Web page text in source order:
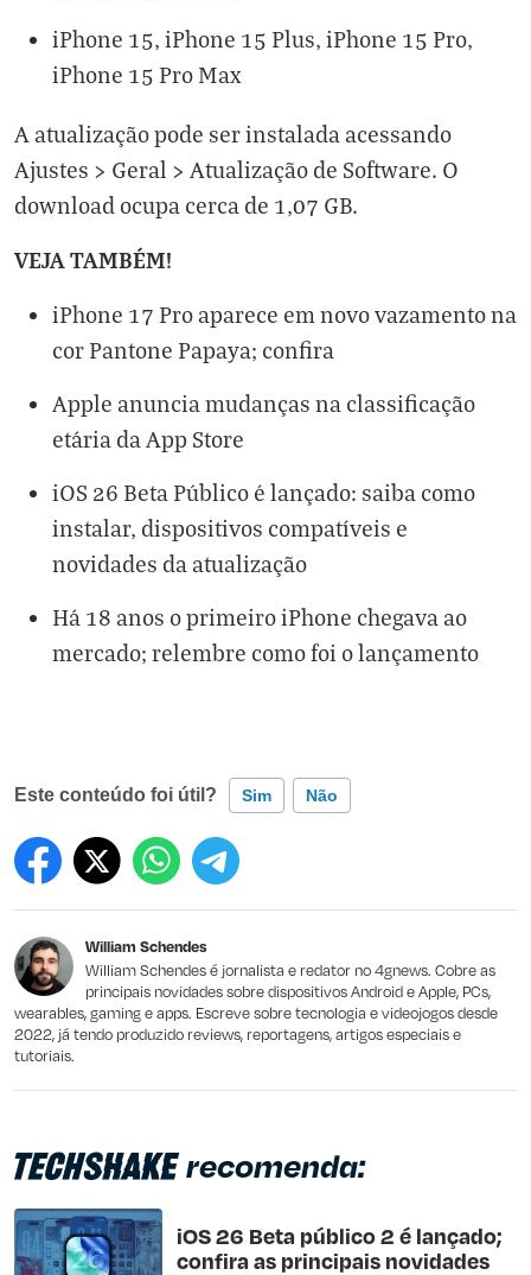
iPhone 15, iPhone 15 Plus, iPhone 15 Pro,
iPhone 15 Pro Max
A atualização pode ser instalada acessando
Ajustes > Geral > Atualização de Software. O
download ocupa cerca de 1,07 GB.
VEJA TAMBÉM!
iPhone 17 Pro aparece em novo vazamento na
cor Pantone Papaya; confira
Apple anuncia mudanças na classificação
etária da App Store
iOS 26 Beta Público é lançado: saiba como
instalar, dispositivos compatíveis e
novidades da atualização
Há 18 anos o primeiro iPhone chegava ao
mercado; relembre como foi o lançamento
Este conteúdo foi útil? Sim Não
Este conteúdo contém informação incorreta
Outro
William Schendes
William Schendes é jornalista e redator no 4gnews. Cobre as
principais novidades sobre dispositivos Android e Apple, PCs,
wearables, gaming e apps. Escreve sobre tecnologia e videojogos desde
2022, já tendo produzido reviews, reportagens, artigos especiais e
tutoriais.
recomenda:
iOS 26 Beta público 2 é lançado;
confira as principais novidades